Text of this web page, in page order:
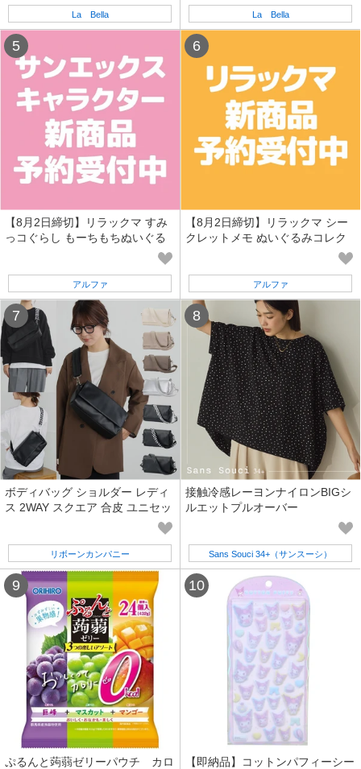
La Bella La Bella
【8月2日締切】リラックマ すみ
っコぐらし もーちもちぬいぐる
み ぶらさげぬいぐるみ ぬいぐる
アルファ
【8月2日締切】リラックマ シー
クレットメモ ぬいぐるみコレク
アルファ
ボディバッグ ショルダー レディ
ス 2WAY スクエア 合皮 ユニセッ
クス 柄 ゼブラ ドット 人気 売れ
リボーンカンパニー
接触冷感レーヨンナイロンBIGシ
ルエットプルオーバー
Sans Souci 34+（サンスーシ）
ぷるんと蒟蒻ゼリーパウチ カロ
【即納品】コットンパフィーシー